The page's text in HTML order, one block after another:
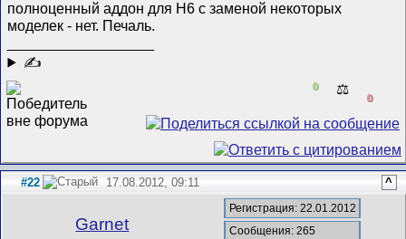
полноценный аддон для Н6 с заменой некоторых
моделек - нет. Печаль.
✍
0 ⚖️
0
#22 17.08.2012, 09:11 ^
Garnet
Регистрация: 22.01.2012
Сообщения: 265